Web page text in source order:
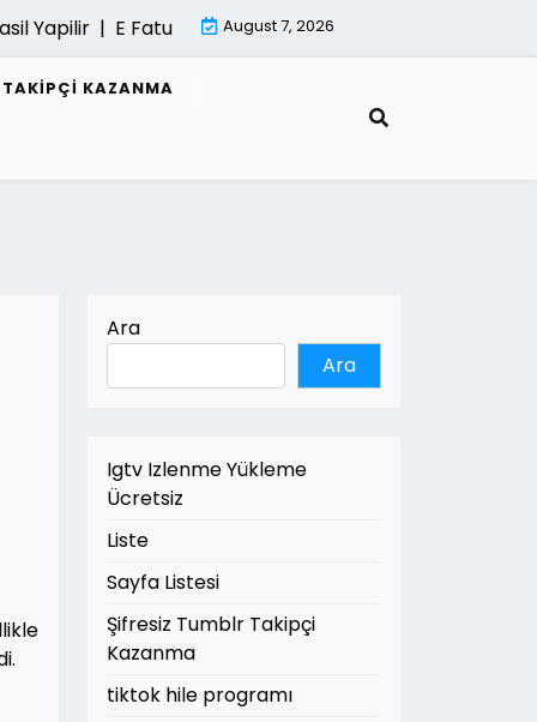
|E Fatura Belgeleri Nasil Saklanir |
August 7, 2026
TAKIPÇI KAZANMA
Ara
Ara
Igtv Izlenme Yükleme
Ücretsiz
Liste
Sayfa Listesi
Şifresiz Tumblr Takipçi
Kazanma
tiktok hile programı